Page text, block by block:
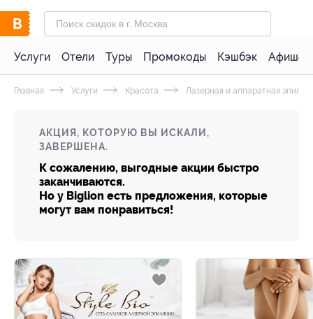
Услуги Отели Туры Промокоды Кэшбэк Афиша
Главная Услуги Красота Лазерная и аппаратная
АКЦИЯ, КОТОРУЮ ВЫ ИСКАЛИ,
ЗАВЕРШЕНА.
К сожалению, выгодные акции быстро
заканчиваются.
Но у Biglion есть предложения, которые
могут вам понравиться!